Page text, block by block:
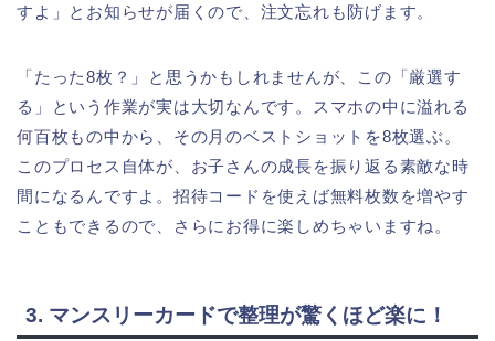
すよ」とお知らせが届くので、注文忘れも防げます。
「たった8枚？」と思うかもしれませんが、この「厳選す
る」という作業が実は大切なんです。スマホの中に溢れる
何百枚もの中から、その月のベストショットを8枚選ぶ。
このプロセス自体が、お子さんの成長を振り返る素敵な時
間になるんですよ。招待コードを使えば無料枚数を増やす
こともできるので、さらにお得に楽しめちゃいますね。
3. マンスリーカードで整理が驚くほど楽に！